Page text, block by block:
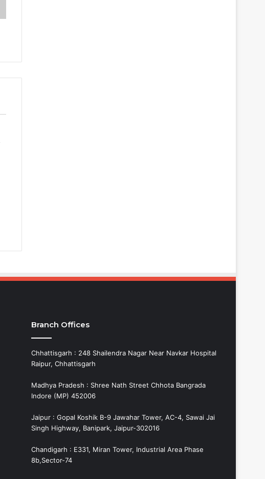
Branch Offices
Chhattisgarh : 248 Shailendra Nagar Near Navkar Hospital
Raipur, Chhattisgarh
Madhya Pradesh : Shree Nath Street Chhota Bangrada
Indore (MP) 452006
Jaipur : Gopal Koshik B-9 Jawahar Tower, AC-4, Sawai Jai
Singh Highway, Banipark, Jaipur-302016
Chandigarh : E331, Miran Tower, Industrial Area Phase
8b,Sector-74